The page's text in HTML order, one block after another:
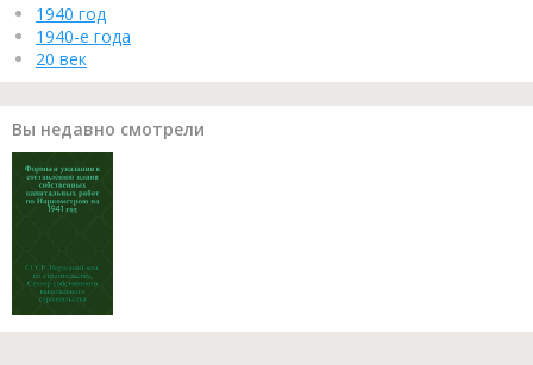
1940 год
1940-е года
20 век
Вы недавно смотрели